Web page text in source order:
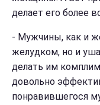
делает его более
- Мужчины, как и
желудком, но и
делать им
довольно
понравившегося